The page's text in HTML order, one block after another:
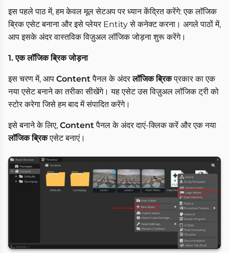
इस पहले पाठ में, हम केवल मूल सेटअप पर ध्यान केंद्रित करेंगे: एक लॉजिक
ब्रिक एसेट बनाना और इसे प्लेयर Entity से कनेक्ट करना। अगले पाठों में,
आप इसके अंदर वास्तविक विज़ुअल लॉजिक जोड़ना शुरू करेंगे।
1. एक लॉजिक ब्रिक जोड़ना
इस चरण में, आप Contentपैनल के अंदरलॉजिक ब्रिकप्रकार का एक
नया एसेट बनाने का तरीका सीखेंगे। यह एसेट उस विज़ुअल लॉजिक ट्री को
स्टोर करेगा जिसे हम बाद में संपादित करेंगे।
इसे बनाने के लिए, Contentपैनल के अंदर दाएं-क्लिक करें और एक नया
लॉजिक ब्रिकएसेट बनाएं।